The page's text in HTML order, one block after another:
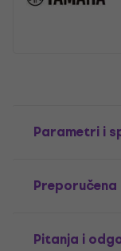
Parametri i
Pitanja i